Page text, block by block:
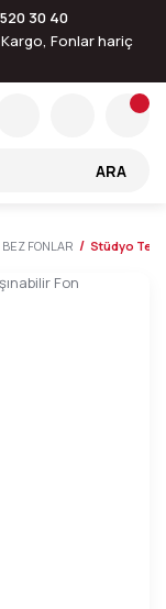
30 40
Fonlar hariç
ARA
BEZ FONLAR Stüdyo